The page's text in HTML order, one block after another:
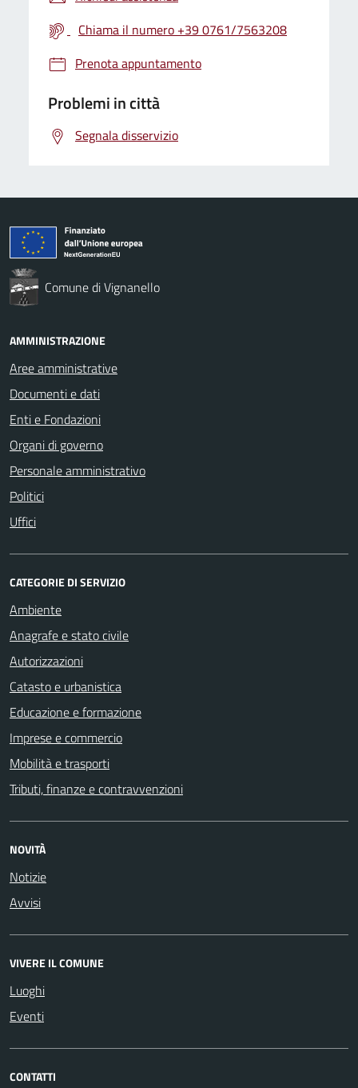
Chiama il numero +39 0761/7563208
Prenota appuntamento
Problemi in città
Segnala disservizio
Comune di Vignanello
AMMINISTRAZIONE
Aree amministrative
Documenti e dati
Enti e Fondazioni
Organi di governo
Personale amministrativo
Politici
Uffici
CATEGORIE DI SERVIZIO
Ambiente
Anagrafe e stato civile
Autorizzazioni
Catasto e urbanistica
Educazione e formazione
Imprese e commercio
Mobilità e trasporti
Tributi, finanze e contravvenzioni
NOVITÀ
Notizie
Avvisi
VIVERE IL COMUNE
Luoghi
Eventi
CONTATTI